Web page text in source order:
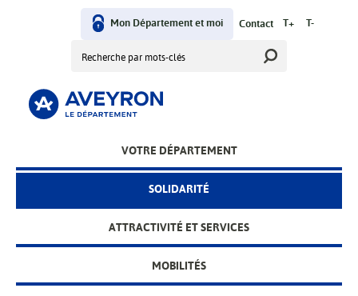
menu
Mon Département et moi Contact T+ T-
VOTRE DÉPARTEMENT
SOLIDARITÉ
ATTRACTIVITÉ ET SERVICES
MOBILITÉS